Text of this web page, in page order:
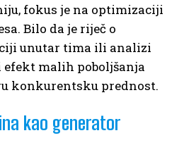
fokus je na optimizaciji
Bilo da je riječ o
unutar tima ili analizi
malih poboljšanja
konkurentsku prednost.
kao generator